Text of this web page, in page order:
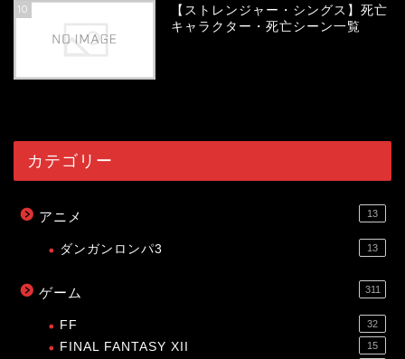
10
【ストレンジャー・シングス】死亡
キャラクター・死亡シーン一覧
カテゴリー
アニメ 13
ダンガンロンパ3 13
ゲーム 311
FF 32
FINAL FANTASY XII 15